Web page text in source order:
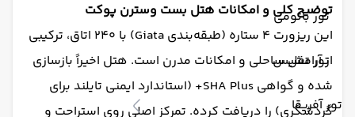
تور باتومی
تور تفلیس
تور آفریقا
توضیح کلی و امکانات هتل بست وسترن پوکت
این ریزورت ۴ ستاره (طبقه‌بندی Giata) با ۲۴۰ اتاق، ترکیبی
از آرامش ساحلی و امکانات مدرن است. هتل اخیراً بازسازی
شده و گواهی SHA Plus+ (استاندارد ایمنی تایلند برای
گردشگری) را دریافت کرده. تمرکز اصلی روی استراحت و